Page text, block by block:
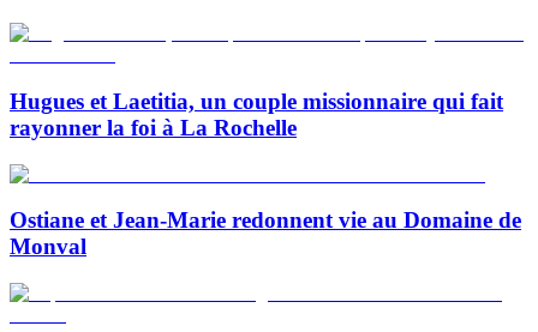
Hugues et Laetitia, un couple missionnaire qui fait
rayonner la foi à La Rochelle
Ostiane et Jean-Marie redonnent vie au Domaine de
Monval